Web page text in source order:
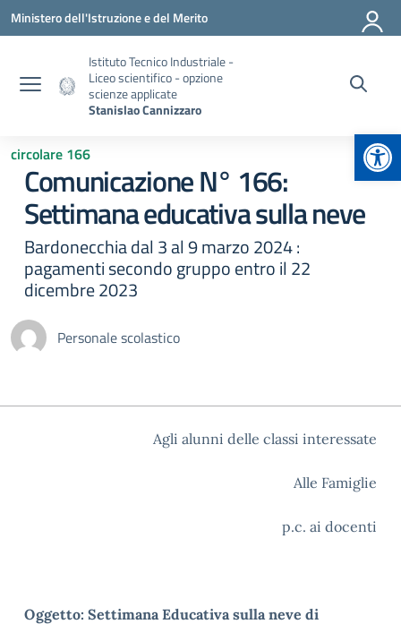
Vai ai contenuti
Vai al menu di navigazione
Vai al footer
Ministero dell'Istruzione e del Merito
Istituto Tecnico Industriale -
Liceo scientifico - opzione
scienze applicate
Stanislao Cannizzaro
circolare 166
Comunicazione N° 166:
Settimana educativa sulla neve
Bardonecchia dal 3 al 9 marzo 2024 :
pagamenti secondo gruppo entro il 22
dicembre 2023
Personale scolastico
Agli alunni delle classi interessate
Alle Famiglie
p.c. ai docenti
Oggetto: Settimana Educativa sulla neve di